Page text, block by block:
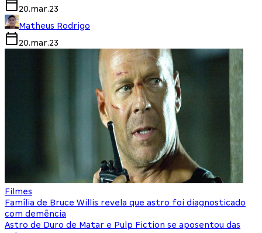
20.mar.23
Matheus Rodrigo
20.mar.23
Filmes
Família de Bruce Willis revela que astro foi diagnosticado
com demência
Astro de Duro de Matar e Pulp Fiction se aposentou das